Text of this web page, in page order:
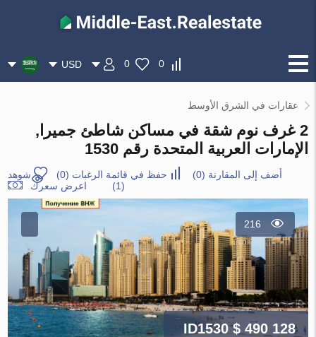
0
0
USD
عقارات في الشرق الأوسط
2 غرف نوم شقة في مساكن شاطئ جميرا,
الإمارات العربية المتحدة رقم 1530
أضف إلى المقارنة (
0
) حفظ في قائمة الرغبات (
0
)
شوهد
(1)
اعرض سعرك
216
ID1530$ 490 128